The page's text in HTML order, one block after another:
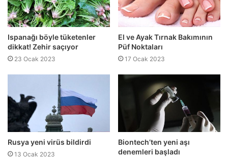
Ispanağı böyle tüketenler
dikkat! Zehir saçıyor
23 Ocak 2023
El ve Ayak Tırnak Bakımının
Püf Noktaları
17 Ocak 2023
Rusya yeni virüs bildirdi
13 Ocak 2023
Biontech’ten yeni aşı
denemleri başladı